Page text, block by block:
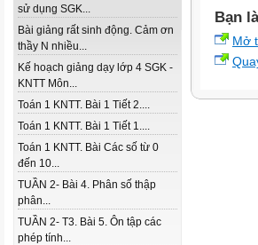
sử dụng SGK...
Bài giảng rất sinh động. Cảm ơn
thầy N nhiều...
Kế hoạch giảng dạy lớp 4 SGK -
KNTT Môn...
Toán 1 KNTT. Bài 1 Tiết 2....
Toán 1 KNTT. Bài 1 Tiết 1....
Toán 1 KNTT. Bài Các số từ 0
đến 10...
TUẦN 2- Bài 4. Phân số thập
phân...
TUẦN 2- T3. Bài 5. Ôn tập các
phép tính...
Bạn
Mở